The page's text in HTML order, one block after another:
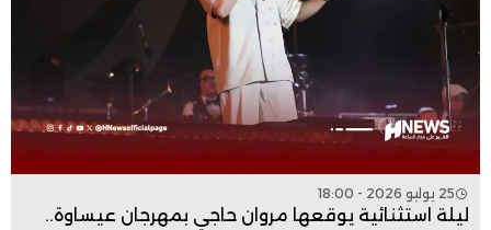
25 يوليو 2026 - 18:00
ليلة استثنائية يوقعها مروان حاجي بمهرجان عيساوة..